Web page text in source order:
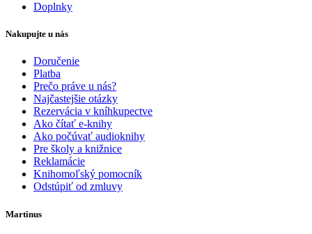
Doplnky
Nakupujte u nás
Doručenie
Platba
Prečo práve u nás?
Najčastejšie otázky
Rezervácia v kníhkupectve
Ako čítať e-knihy
Ako počúvať audioknihy
Pre školy a knižnice
Reklamácie
Knihomoľský pomocník
Odstúpiť od zmluvy
Martinus